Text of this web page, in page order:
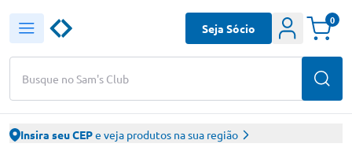
Busque no Sam's Club
Seja Sócio
0
Insira seu CEPe veja produtos na sua região